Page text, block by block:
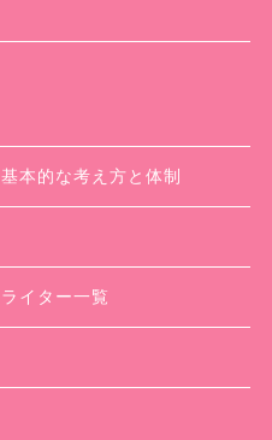
本的な考え方と体制
イター一覧